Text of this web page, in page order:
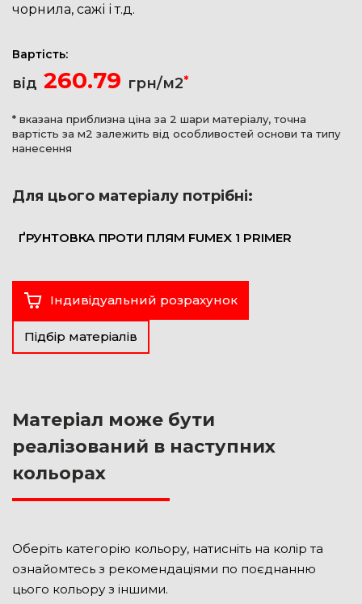
чорнила, сажі і т.д.
Вартість:
від 260.79 грн/м2*
* вказана приблизна ціна за 2 шари матеріалу, точна
вартість за м2 залежить від особливостей основи та типу
нанесення
Для цього матеріалу потрібні:
ҐРУНТОВКА ПРОТИ ПЛЯМ FUMEX 1 PRIMER
Індивідуальний розрахунок
Підбір матеріалів
Матеріал може бути
реалізований в наступних
кольорах
Оберіть категорію кольору, натисніть на колір та
ознайомтесь з рекомендаціями по поєднанню
цього кольору з іншими.